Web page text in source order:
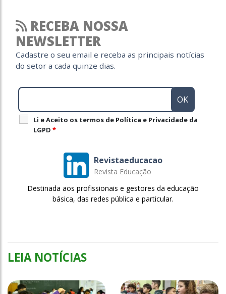
RECEBA NOSSA
NEWSLETTER
Cadastre o seu email e receba as principais notícias
do setor a cada quinze dias.
Li e Aceito os termos de Política e Privacidade da
LGPD *
Revistaeducacao
Revista Educação
Destinada aos profissionais e gestores da educação
básica, das redes pública e particular.
LEIA NOTÍCIAS